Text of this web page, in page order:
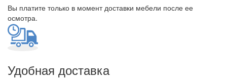
Вы платите только в момент доставки мебели после ее
осмотра.
Удобная доставка